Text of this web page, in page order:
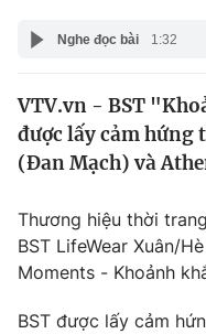
Pháp luật
Thế giới
Thế giới đó đây
Kinh tế
Tài chính
Thị trường
Dữ liệu và đời sống
Công nghệ
Nghe đọc bài 1:32
VTV.vn - BST
được lấy cảm hứng
(Đan Mạch) và
Thương hiệu thời
BST LifeWear Xuân/
Moments - Khoảnh
BST được lấy cảm